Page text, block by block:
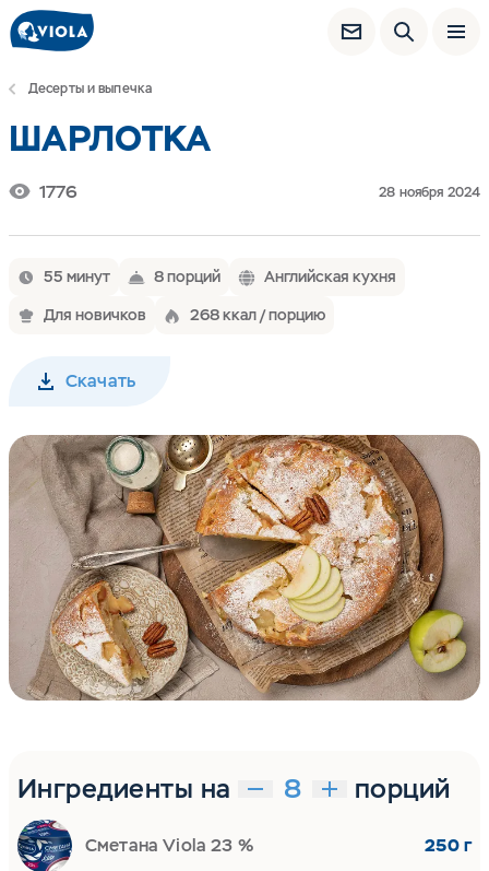
Десерты и выпечка
ШАРЛОТКА
1776 28 ноября 2024
55 минут 8 порций
Английская кухня
Для новичков
268 ккал / порцию
Скачать
Ингредиенты на порций
Сметана Viola 23 % 250 г